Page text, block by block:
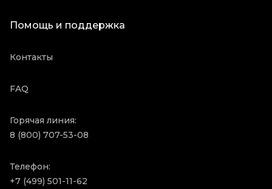
Помощь и поддержка
Контакты
FAQ
Горячая линия:
8 (800) 707-53-08
Телефон:
+7 (499) 501-11-62